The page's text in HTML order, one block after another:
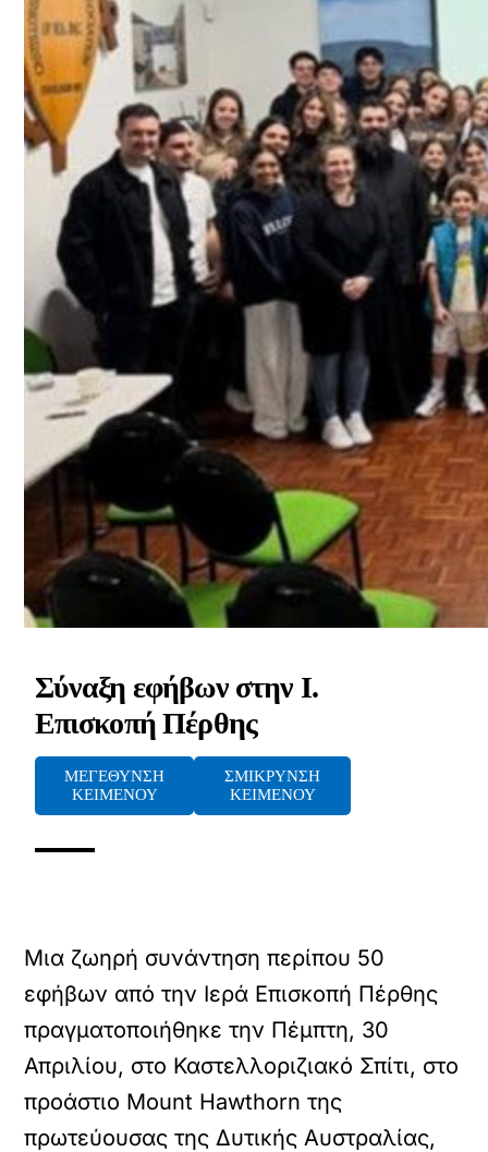
Σύναξη εφήβων στην Ι.
Επισκοπή Πέρθης
ΜΕΓΕΘΥΝΣΗ
ΚΕΙΜΕΝΟΥ
ΣΜΙΚΡΥΝΣΗ
ΚΕΙΜΕΝΟΥ
Μια ζωηρή συνάντηση περίπου 50
εφήβων από την Ιερά Επισκοπή Πέρθης
πραγματοποιήθηκε την Πέμπτη, 30
Απριλίου, στο Καστελλοριζιακό Σπίτι, στο
προάστιο Mount Hawthorn της
πρωτεύουσας της Δυτικής Αυστραλίας,